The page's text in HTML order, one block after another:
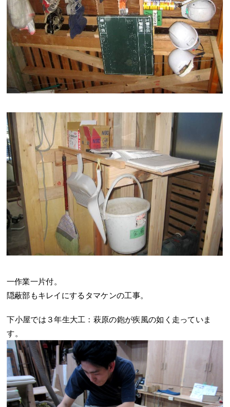
一作業一片付。
隠蔽部もキレイにするタマケンの工事。
下小屋では３年生大工：萩原の鉋が疾風の如く走っていま
す。